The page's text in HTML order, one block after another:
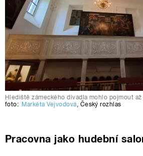
Hlediště zámeckého divadla mohlo pojmout
foto: Markéta Vejvodová Český rozhlas
Pracovna jako hudební